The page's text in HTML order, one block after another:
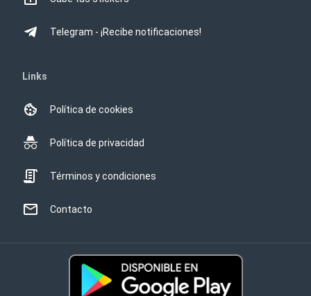
Telegram - ¡Recibe notificaciones!
Links
Política de cookies
Política de privacidad
Términos y condiciones
Contacto